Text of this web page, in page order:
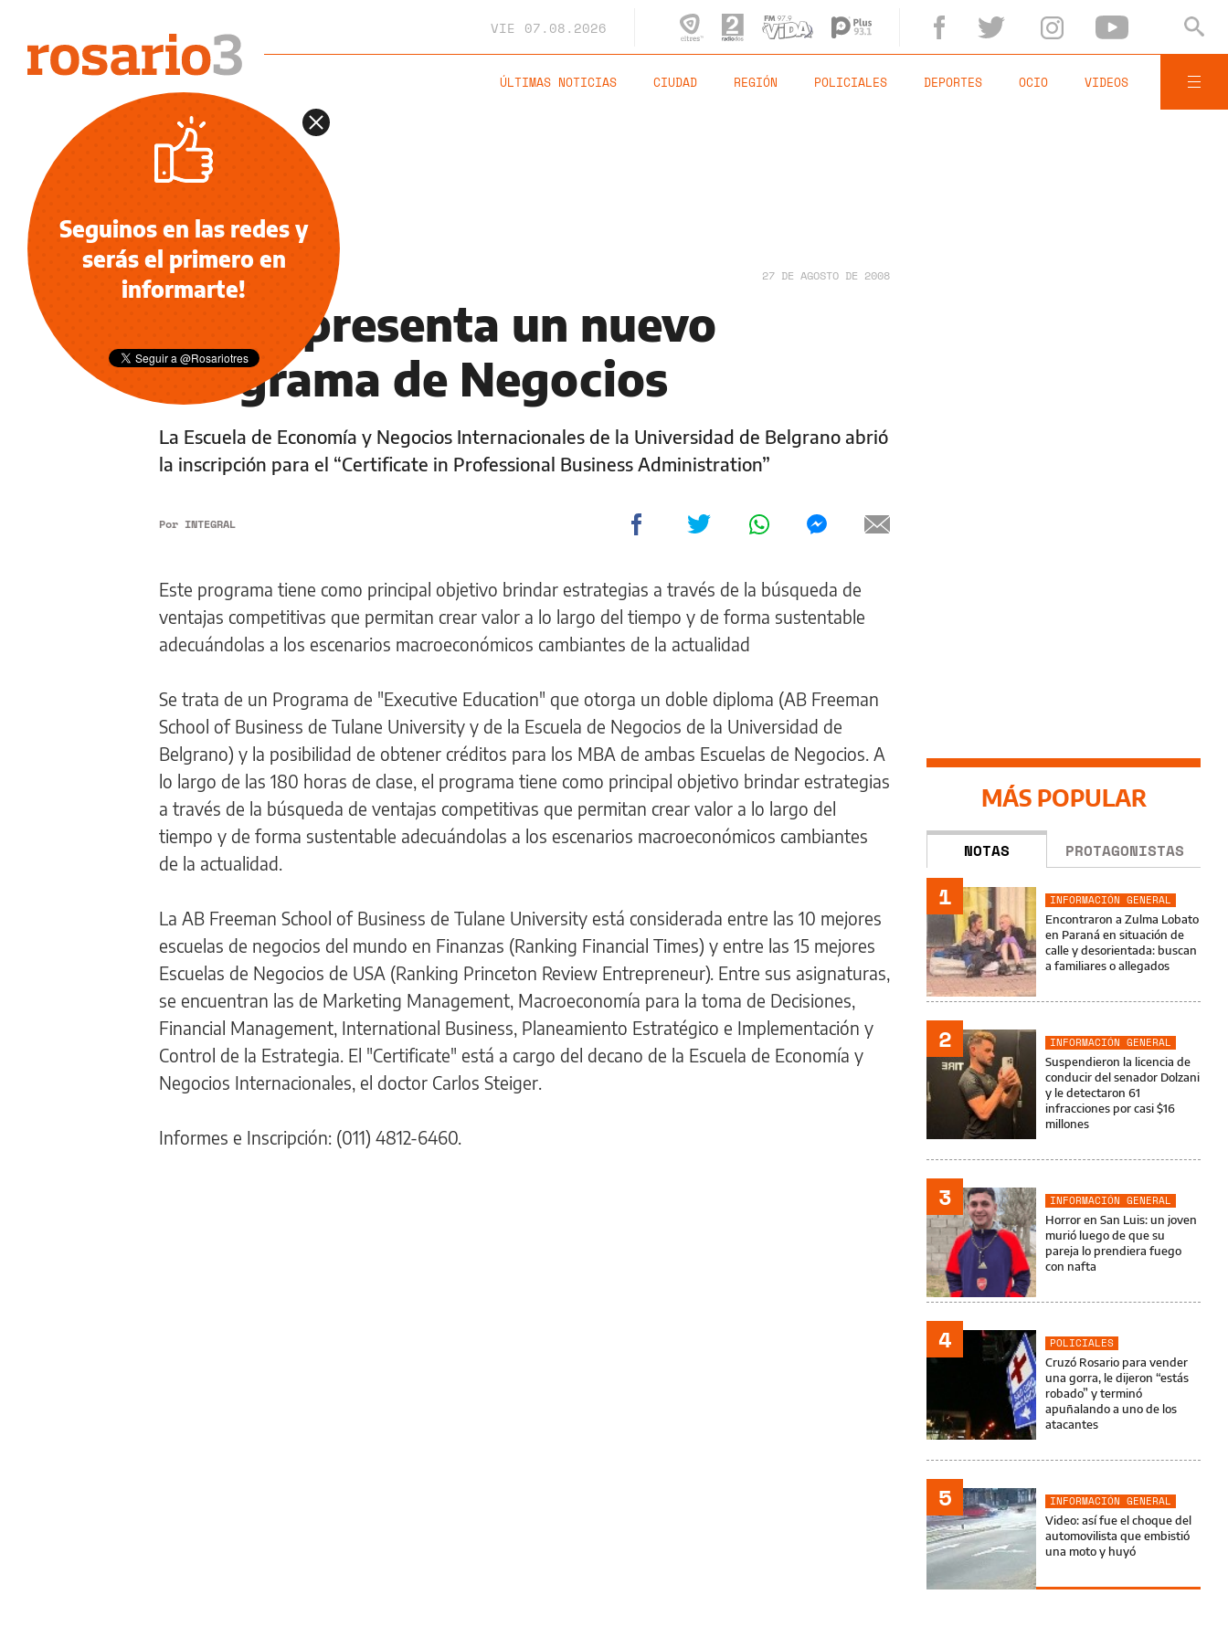
VIE 07.08.2026
ÚLTIMAS NOTICIAS CIUDAD REGIÓN POLICIALES DEPORTES OCIO VIDEOS
NOTICIAS 27 DE AGOSTO DE 2008
La UB presenta un nuevo
Programa de Negocios
La Escuela de Economía y Negocios Internacionales de la Universidad de Belgrano abrió
la inscripción para el “Certificate in Professional Business Administration”
Por INTEGRAL
Este programa tiene como principal objetivo brindar estrategias a través de la búsqueda de
ventajas competitivas que permitan crear valor a lo largo del tiempo y de forma sustentable
adecuándolas a los escenarios macroeconómicos cambiantes de la actualidad
Se trata de un Programa de "Executive Education" que otorga un doble diploma (AB Freeman
School of Business de Tulane University y de la Escuela de Negocios de la Universidad de
Belgrano) y la posibilidad de obtener créditos para los MBA de ambas Escuelas de Negocios. A
lo largo de las 180 horas de clase, el programa tiene como principal objetivo brindar estrategias
a través de la búsqueda de ventajas competitivas que permitan crear valor a lo largo del
tiempo y de forma sustentable adecuándolas a los escenarios macroeconómicos cambiantes
de la actualidad.
La AB Freeman School of Business de Tulane University está considerada entre las 10 mejores
escuelas de negocios del mundo en Finanzas (Ranking Financial Times) y entre las 15 mejores
Escuelas de Negocios de USA (Ranking Princeton Review Entrepreneur). Entre sus asignaturas,
se encuentran las de Marketing Management, Macroeconomía para la toma de Decisiones,
Financial Management, International Business, Planeamiento Estratégico e Implementación y
Control de la Estrategia. El "Certificate" está a cargo del decano de la Escuela de Economía y
Negocios Internacionales, el doctor Carlos Steiger.
Informes e Inscripción: (011) 4812-6460.
MÁS POPULAR
NOTAS PROTAGONISTAS
1
INFORMACIÓN GENERAL
Encontraron a Zulma Lobato
en Paraná en situación de
calle y desorientada: buscan
a familiares o allegados
2
INFORMACIÓN GENERAL
Suspendieron la licencia de
conducir del senador Dolzani
y le detectaron 61
infracciones por casi $16
millones
3
INFORMACIÓN GENERAL
Horror en San Luis: un joven
murió luego de que su
pareja lo prendiera fuego
con nafta
4
POLICIALES
Cruzó Rosario para vender
una gorra, le dijeron “estás
robado” y terminó
apuñalando a uno de los
atacantes
5
INFORMACIÓN GENERAL
Video: así fue el choque del
automovilista que embistió
una moto y huyó
Seguinos en las redes y
serás el primero en
informarte!